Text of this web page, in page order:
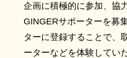
企画に積極的に参加、協
GINGERサポーターを募
ターに登録することで、
ーターなどを体験してい